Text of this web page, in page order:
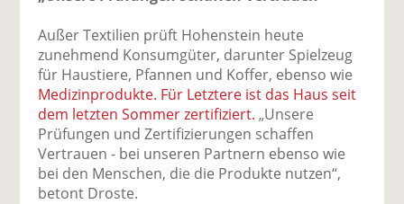
Außer Textilien prüft Hohenstein heute
zunehmend Konsumgüter, darunter Spielzeug
für Haustiere, Pfannen und Koffer, ebenso wie
Medizinprodukte. Für Letztere ist das Haus seit
dem letzten Sommer zertifiziert. „Unsere
Prüfungen und Zertifizierungen schaffen
Vertrauen - bei unseren Partnern ebenso wie
bei den Menschen, die die Produkte nutzen“,
betont Droste.